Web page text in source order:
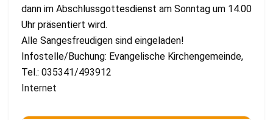
dann im Abschlussgottesdienst am Sonntag um 14.00
Uhr präsentiert wird.
Alle Sangesfreudigen sind eingeladen!
Infostelle/Buchung: Evangelische Kirchengemeinde,
Tel.: 035341/493912
Internet